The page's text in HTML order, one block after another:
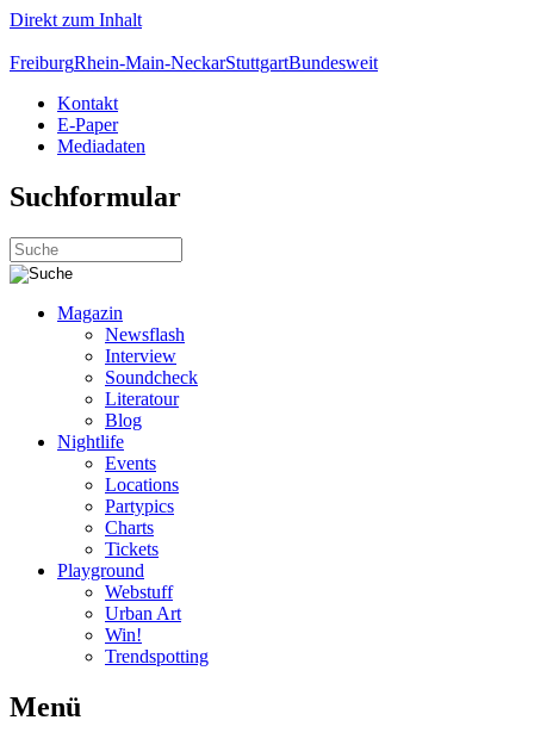
Direkt zum Inhalt
FreiburgRhein-Main-NeckarStuttgartBundesweit
Kontakt
E-Paper
Mediadaten
Suchformular
Magazin
Newsflash
Interview
Soundcheck
Literatour
Blog
Nightlife
Events
Locations
Partypics
Charts
Tickets
Playground
Webstuff
Urban Art
Win!
Trendspotting
Menü